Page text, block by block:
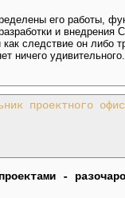
его работы,
и
следствие он
ничего удивительного.
проектного
-